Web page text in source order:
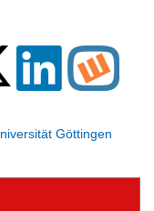
Göttingen